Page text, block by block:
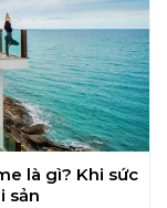
là gì? Khi sức
sản